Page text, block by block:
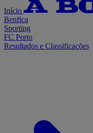
Início
Benfica
Sporting
FC Porto
Resultados e Classificações